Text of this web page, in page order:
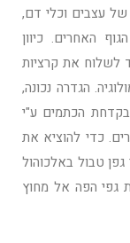
של עצבים וכלי דם,
האחרים. כיוון
לשלוח את קרציות
הגדרה נכונה,
הכתמים ע"י
כדי להוציא את
טבול באלכוהול
גפי הפה אל מחוץ